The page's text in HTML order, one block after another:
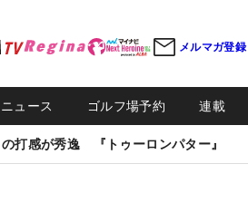
メルマガ登録
ュース ゴルフ場予約 連載
打感が秀逸 『トゥーロンパター』